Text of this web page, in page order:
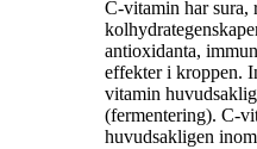
C-vitamin har sura,
antioxidanta,
effekter i kroppen.
vitamin
(fermentering). C-
huvudsakligen